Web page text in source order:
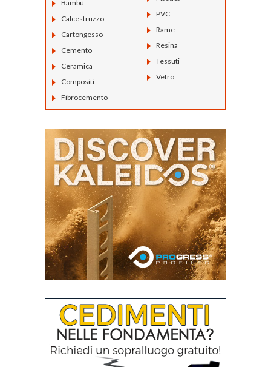
Bambù
Calcestruzzo
Cartongesso
Cemento
Ceramica
Compositi
Fibrocemento
PVC
Rame
Resina
Tessuti
Vetro